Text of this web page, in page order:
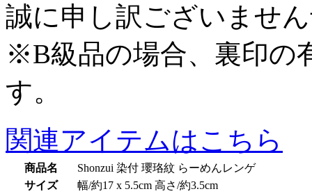
誠に申し訳ございませ
※B級品の場合、裏印の
す。
関連アイテムはこちら
商品名
Shonzui 染付 瓔珞紋 らーめんレンゲ
サイズ
幅/約17 x 5.5cm 高さ/約3.5cm